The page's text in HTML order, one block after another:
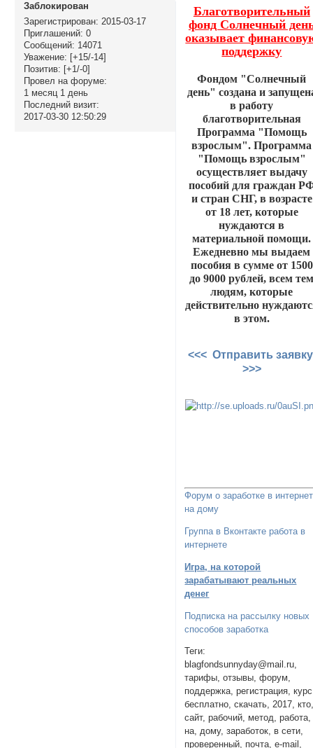
Заблокирован
Зарегистрирован: 2015-03-17
Приглашений: 0
Сообщений: 14071
Уважение: [+15/-14]
Позитив: [+1/-0]
Провел на форуме:
1 месяц 1 день
Последний визит:
2017-03-30 12:50:29
Благотворительный
фонд Солнечный
оказывает
поддержку
Фондом "Солнечный
день" создана и
в работу
благотворительная
Программа "Помощь
взрослым". Программа
"Помощь взрослым"
осуществляет выдачу
пособий для граждан
и стран СНГ, в возрасте
от 18 лет, которые
нуждаются в
материальной помощи.
Ежедневно мы выдаем
пособия в сумме от 1500
до 9000 рублей, всем
людям, которые
действительно
в этом.
<<< Отправить
>>>
Форум о заработке в
на дому
Группа в Вконтакте работа в
интернете
Игра, на которой
зарабатывают реальных
денег
Подписка на рассылку новых
способов заработка
Теги:
blagfondsunnyday@mail.ru,
тарифы, отзывы, форум,
поддержка, регистрация,
бесплатно, скачать, 2017,
сайт, рабочий, метод, работа,
на, дому, заработок, в сети,
проверенный, почта, e-mail,